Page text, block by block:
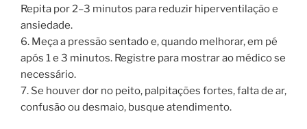
Repita por 2–3 minutos para reduzir hiperventilação e
ansiedade.
6. Meça a pressão sentado e, quando melhorar, em pé
após 1 e 3 minutos. Registre para mostrar ao médico se
necessário.
7. Se houver dor no peito, palpitações fortes, falta de ar,
confusão ou desmaio, busque atendimento.